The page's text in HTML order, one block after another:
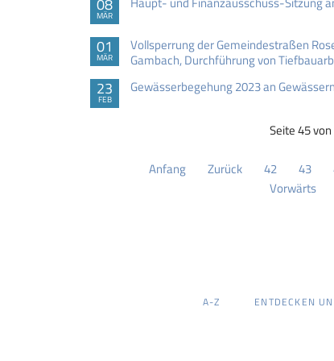
MÄR
01
MÄR
Vollsperrung der Gemeindestraßen
Gambach, Durchführung von
23
FEB
Gewässerbegehung 2023 an
Seite 45
Anfang Zurück 42 43
Vorwärts
ÜBERSPRINGEN
A-Z ENTDECKEN